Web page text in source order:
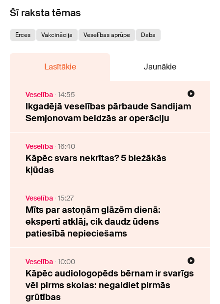
Šī raksta tēmas
Ērces Vakcinācija Veselības aprūpe Daba
Lasītākie Jaunākie
Veselība 14:55
Ikgadējā veselības pārbaude Sandijam
Semjonovam beidzās ar operāciju
Veselība 16:40
Kāpēc svars nekrītas? 5 biežākās
kļūdas
Veselība 15:27
Mīts par astoņām glāzēm dienā:
eksperti atklāj, cik daudz ūdens
patiesībā nepieciešams
Veselība 10:00
Kāpēc audiologopēds bērnam ir svarīgs
vēl pirms skolas: negaidiet pirmās
grūtības